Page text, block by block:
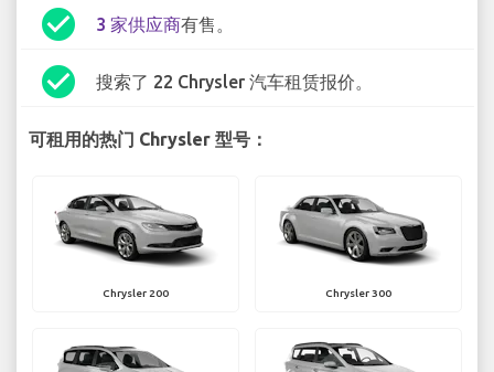
check_circle 3 家供应商有售。
check_circle 搜索了 22 Chrysler 汽车租赁报价。
可租用的热门 Chrysler 型号：
Chrysler 200 Chrysler 300